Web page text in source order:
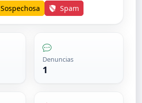
Sospechosa Spam
Denuncias
1